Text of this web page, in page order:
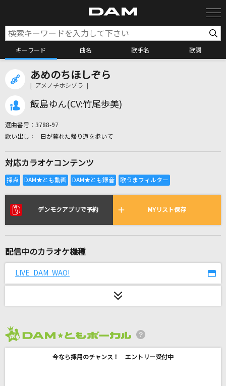
キーワード 曲名 歌手名 歌詞
カラオケ検索
カラオケ店舗検索
全国りれき
リアルタイムで歌われている曲の一覧
lulu.
I'm a mess
あめのちほしぞら
[ アメノチホシゾラ ]
飯島ゆん(CV:竹尾歩美)
選曲番号： 3788-97
日が暮れた帰り道を歩いて
対応カラオケコンテンツ
デンモクアプリで予約 MYリスト保存
配信中のカラオケ機種
LIVE DAM WAO!
今なら採用のチャンス！ エントリー受付中